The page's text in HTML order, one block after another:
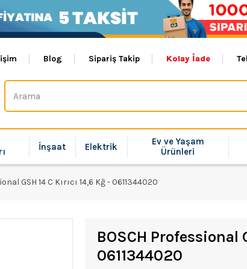
Blog Sipariş Takip Kolay İade
İnşaat Elektrik
Ev ve Yaşam
Ürünleri
GSH 14 C Kırıcı 14,6 Kğ - 0611344020
BOSCH Professional
0611344020